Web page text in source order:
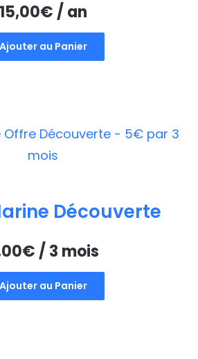
15,00€ / an
Ajouter au Panier
Découverte
€ / 3 mois
Ajouter au Panier